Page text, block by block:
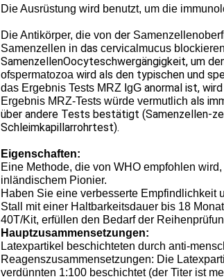
Die Ausrüstung wird benutzt, um die
Die Antikörper, die von der
Samenzellen in das cervicalmucus blockieren
SamenzellenOocyteschwergängigkeit, um
ofspermatozoa wird als den typischen und
das Ergebnis Tests MRZ IgG anormal ist,
Ergebnis MRZ-Tests würde vermutlich als
über andere Tests bestätigt (Samenzellen-
Schleimkapillarrohrtest).
Eigenschaften:
Eine Methode, die von WHO empfohlen
inländischem Pionier.
Haben Sie eine verbesserte Empfindlichkeit
Stall mit einer Haltbarkeitsdauer bis 18
40T/Kit, erfüllen den Bedarf der
Hauptzusammensetzungen:
Latexpartikel beschichteten durch anti-
Reagenszusammensetzungen: Die
verdünnten 1:100 beschichtet (der Titer ist